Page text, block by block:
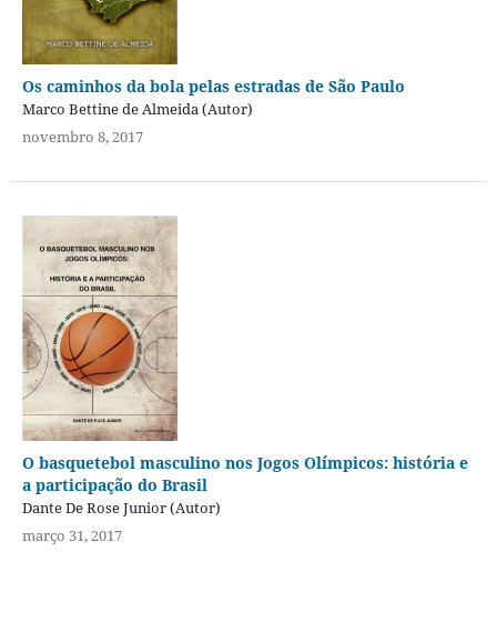
Os caminhos da bola pelas estradas de São Paulo
Marco Bettine de Almeida (Autor)
novembro 8, 2017
O basquetebol masculino nos Jogos Olímpicos: história e
a participação do Brasil
Dante De Rose Junior (Autor)
março 31, 2017